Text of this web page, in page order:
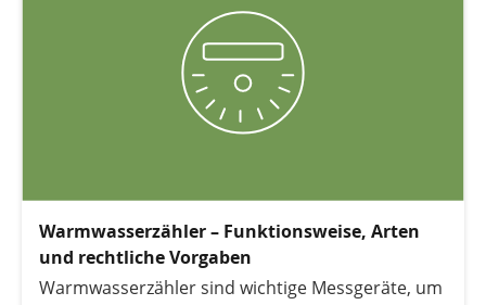
Warmwasserzähler – Funktionsweise, Arten
und rechtliche Vorgaben
Warmwasserzähler sind wichtige Messgeräte, um